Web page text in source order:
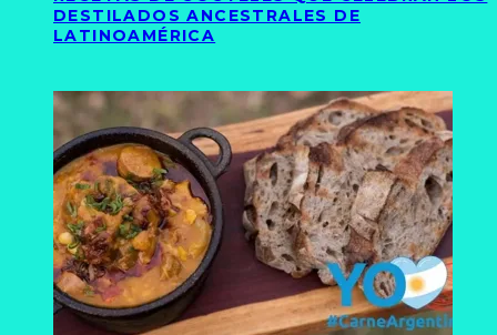
DESTILADOS ANCESTRALES DE
LATINOAMÉRICA